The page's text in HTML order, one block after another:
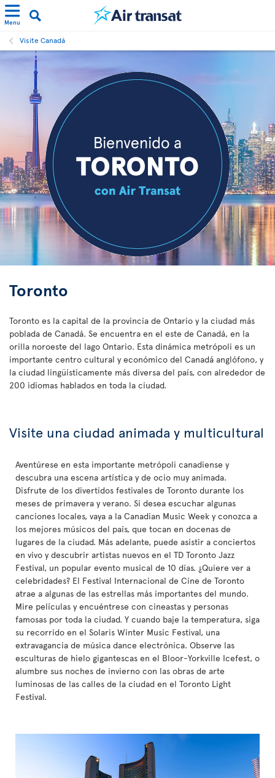
Menu
Visite Canadá
Toronto
Toronto es la capital de la provincia de Ontario y la ciudad más
poblada de Canadá. Se encuentra en el este de Canadá, en la
orilla noroeste del lago Ontario. Esta dinámica metrópoli es un
importante centro cultural y económico del Canadá anglófono, y
la ciudad lingüísticamente más diversa del país, con alrededor de
200 idiomas hablados en toda la ciudad.
Visite una ciudad animada y multicultural
Aventúrese en esta importante metrópoli canadiense y
descubra una escena artística y de ocio muy animada.
Disfrute de los divertidos festivales de Toronto durante los
meses de primavera y verano. Si desea escuchar algunas
canciones locales, vaya a la Canadian Music Week y conozca a
los mejores músicos del país, que tocan en docenas de
lugares de la ciudad. Más adelante, puede asistir a conciertos
en vivo y descubrir artistas nuevos en el TD Toronto Jazz
Festival, un popular evento musical de 10 días. ¿Quiere ver a
celebridades? El Festival Internacional de Cine de Toronto
atrae a algunas de las estrellas más importantes del mundo.
Mire películas y encuéntrese con cineastas y personas
famosas por toda la ciudad. Y cuando baje la temperatura, siga
su recorrido en el Solaris Winter Music Festival, una
extravagancia de música dance electrónica. Observe las
esculturas de hielo gigantescas en el Bloor-Yorkville Icefest, o
alumbre sus noches de invierno con las obras de arte
luminosas de las calles de la ciudad en el Toronto Light
Festival.